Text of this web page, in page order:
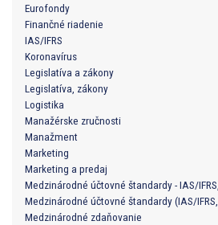
Eurofondy
Finančné riadenie
IAS/IFRS
Koronavírus
Legislatíva a zákony
Legislatíva, zákony
Logistika
Manažérske zručnosti
Manažment
Marketing
Marketing a predaj
Medzinárodné účtovné štandardy - IAS/
Medzinárodné účtovné štandardy (IAS/
Medzinárodné zdaňovanie